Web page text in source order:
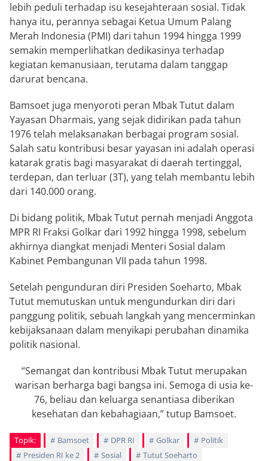
lebih peduli terhadap isu kesejahteraan sosial. Tidak
hanya itu, perannya sebagai Ketua Umum Palang
Merah Indonesia (PMI) dari tahun 1994 hingga 1999
semakin memperlihatkan dedikasinya terhadap
kegiatan kemanusiaan, terutama dalam tanggap
darurat bencana.
Bamsoet juga menyoroti peran Mbak Tutut dalam
Yayasan Dharmais, yang sejak didirikan pada tahun
1976 telah melaksanakan berbagai program sosial.
Salah satu kontribusi besar yayasan ini adalah operasi
katarak gratis bagi masyarakat di daerah tertinggal,
terdepan, dan terluar (3T), yang telah membantu lebih
dari 140.000 orang.
Di bidang politik, Mbak Tutut pernah menjadi Anggota
MPR RI Fraksi Golkar dari 1992 hingga 1998, sebelum
akhirnya diangkat menjadi Menteri Sosial dalam
Kabinet Pembangunan VII pada tahun 1998.
Setelah pengunduran diri Presiden Soeharto, Mbak
Tutut memutuskan untuk mengundurkan diri dari
panggung politik, sebuah langkah yang mencerminkan
kebijaksanaan dalam menyikapi perubahan dinamika
politik nasional.
“Semangat dan kontribusi Mbak Tutut merupakan
warisan berharga bagi bangsa ini. Semoga di usia ke-
76, beliau dan keluarga senantiasa diberikan
kesehatan dan kebahagiaan,” tutup Bamsoet.
Topik: Bamsoet DPR RI Golkar
Politik
Presiden RI ke 2
Sosial Tutut Soeharto